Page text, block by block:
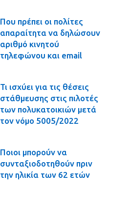
Που πρέπει οι πολίτες
απαραίτητα να δηλώσουν
αριθμό κινητού
τηλεφώνου και email
Τι ισχύει για τις θέσεις
στάθμευσης στις πιλοτές
των πολυκατοικιών μετά
τον νόμο 5005/2022
Ποιοι μπορούν να
συνταξιοδοτηθούν πριν
την ηλικία των 62 ετών